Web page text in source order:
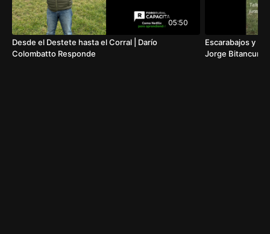
05:50
Desde el Destete hasta el Corral | Darío
Colombatto Responde
Escarabajos y
Jorge Bitancurt